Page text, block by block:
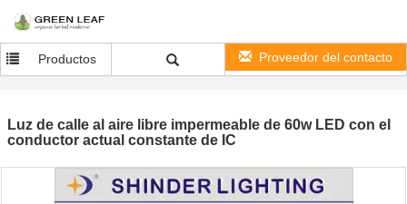
Productos Proveedor del contacto
Luz de calle al aire libre impermeable de 60w LED con el
conductor actual constante de IC